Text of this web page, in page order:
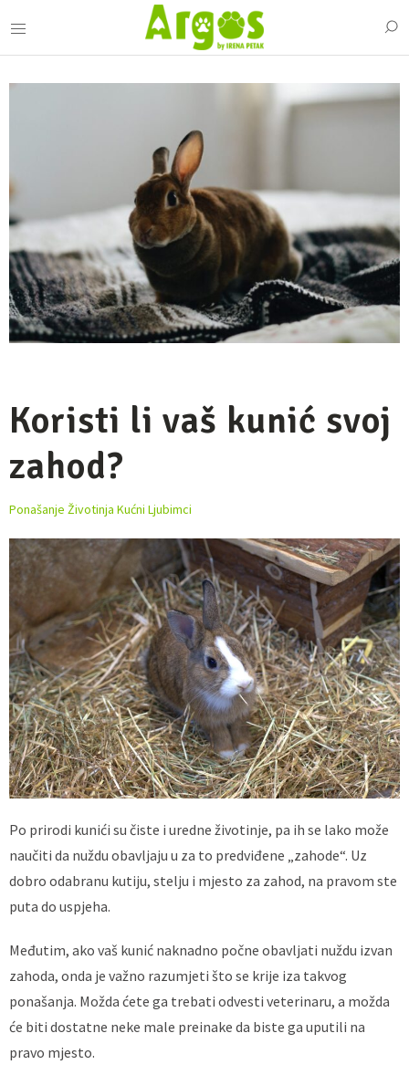
Koristi li vaš kunić svoj
zahod?
Ponašanje Životinja Kućni Ljubimci
Po prirodi kunići su čiste i uredne životinje, pa ih se lako može
naučiti da nuždu obavljaju u za to predviđene „zahode“. Uz
dobro odabranu kutiju, stelju i mjesto za zahod, na pravom ste
puta do uspjeha.
Međutim, ako vaš kunić naknadno počne obavljati nuždu izvan
zahoda, onda je važno razumjeti što se krije iza takvog
ponašanja. Možda ćete ga trebati odvesti veterinaru, a možda
će biti dostatne neke male preinake da biste ga uputili na
pravo mjesto.